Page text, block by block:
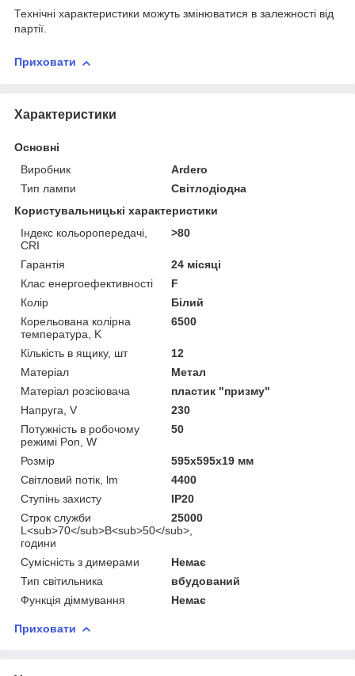
Технічні характеристики можуть змінюватися в залежності від
партії.
Приховати
Характеристики
Основні
Виробник
Ardero
Тип лампи
Світлодіодна
Користувальницькі характеристики
Індекс кольоропередачі,
CRI
>80
Гарантія
24 місяці
Клас енергоефективності
F
Колір
Білий
Корельована колірна
температура, K
6500
Кількість в ящику, шт
12
Матеріал
Метал
Матеріал розсіювача
пластик "призму"
Напруга, V
230
Потужність в робочому
режимі Pon, W
50
Розмір
595x595x19 мм
Світловий потік, lm
4400
Ступінь захисту
IP20
Строк служби
L<sub>70</sub>B<sub>50</sub>,
години
25000
Сумісність з димерами
Немає
Тип світильника
вбудований
Функція діммування
Немає
Приховати